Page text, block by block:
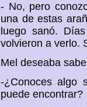
- No, pero
una de estas
luego sanó.
volvieron a verlo.
Mel deseaba
-¿Conoces algo
puede encontrar?